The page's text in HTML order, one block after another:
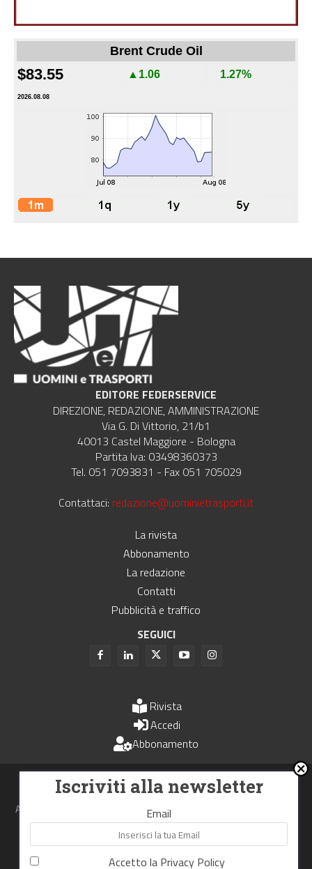
Brent Crude Oil
$83.55 ▲1.06 1.27%
2026.08.08
EDITORE FEDERSERVICE
DIREZIONE, REDAZIONE, AMMINISTRAZIONE
Via G. Di Vittorio, 21/b1
40013 Castel Maggiore - Bologna
Partita Iva: 03498360373
Tel. 051 7093831 - Fax 051 705029
Contattaci: redazione@uominietrasporti.it
La rivista
Abbonamento
La redazione
Contatti
Pubblicità e traffico
SEGUICI
Rivista
Accedi
Abbonamento
Uomini e Trasporti è un periodico associato all'Unione Stampa
Periodica Italiana - USPI
Autorizzazione del Tribunale di Bologna N.4993 del 15 giugno 1982
Webdesign made inNowhere
RIPRODUZIONE RISERVATA Privacy Policy Cookie Policy
Iscriviti alla newsletter
Email
Accetto la Privacy Policy